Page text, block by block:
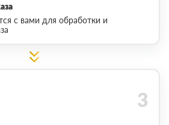
с вами для обработки и